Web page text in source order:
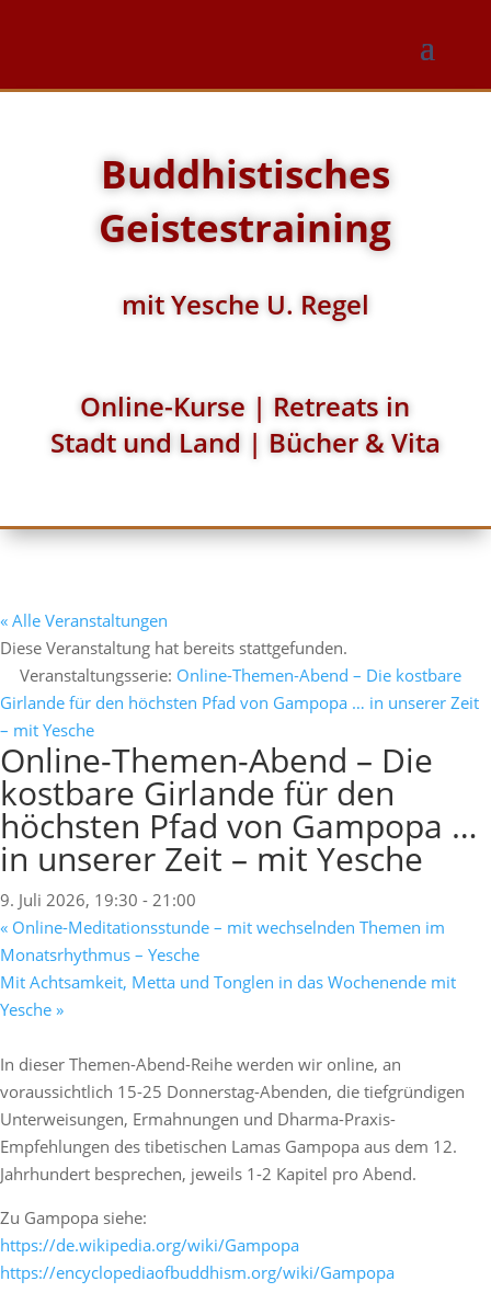
Buddhistisches
Geistestraining
mit Yesche U. Regel
Online-Kurse | Retreats in
Stadt und Land | Bücher & Vita
« Alle Veranstaltungen
Diese Veranstaltung hat bereits stattgefunden.
Veranstaltungsserie: Online-Themen-Abend – Die kostbare
Girlande für den höchsten Pfad von Gampopa … in unserer Zeit
– mit Yesche
Online-Themen-Abend – Die
kostbare Girlande für den
höchsten Pfad von Gampopa …
in unserer Zeit – mit Yesche
9. Juli 2026, 19:30 - 21:00
« Online-Meditationsstunde – mit wechselnden Themen im
Monatsrhythmus – Yesche
Mit Achtsamkeit, Metta und Tonglen in das Wochenende mit
Yesche »
In dieser Themen-Abend-Reihe werden wir online, an
voraussichtlich 15-25 Donnerstag-Abenden, die tiefgründigen
Unterweisungen, Ermahnungen und Dharma-Praxis-
Empfehlungen des tibetischen Lamas Gampopa aus dem 12.
Jahrhundert besprechen, jeweils 1-2 Kapitel pro Abend.
Zu Gampopa siehe:
https://de.wikipedia.org/wiki/Gampopa
https://encyclopediaofbuddhism.org/wiki/Gampopa